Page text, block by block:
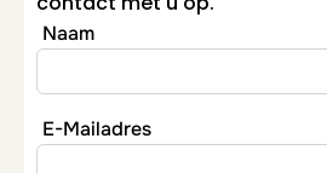
Naam
E-Mailadres